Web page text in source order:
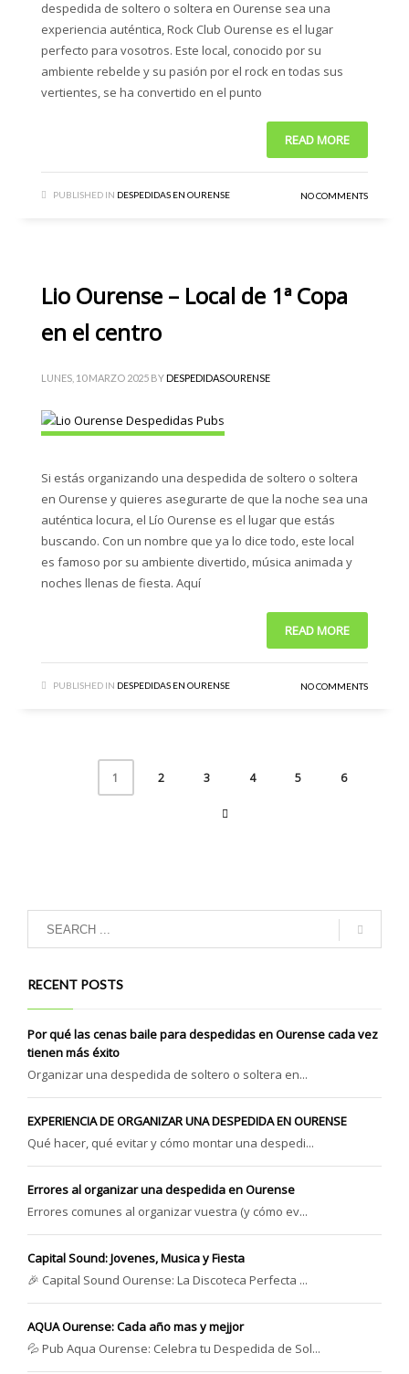
despedida de soltero o soltera en Ourense sea una
experiencia auténtica, Rock Club Ourense es el lugar
perfecto para vosotros. Este local, conocido por su
ambiente rebelde y su pasión por el rock en todas sus
vertientes, se ha convertido en el punto
READ MORE
PUBLISHED IN DESPEDIDAS EN OURENSE NO COMMENTS
Lio Ourense – Local de 1ª Copa
en el centro
LUNES, 10 MARZO 2025 BYDESPEDIDASOURENSE
Si estás organizando una despedida de soltero o soltera
en Ourense y quieres asegurarte de que la noche sea una
auténtica locura, el Lío Ourense es el lugar que estás
buscando. Con un nombre que ya lo dice todo, este local
es famoso por su ambiente divertido, música animada y
noches llenas de fiesta. Aquí
READ MORE
PUBLISHED IN DESPEDIDAS EN OURENSE NO COMMENTS
1 2 3 4 5 6
RECENT POSTS
Por qué las cenas baile para despedidas en Ourense cada vez
tienen más éxito
Organizar una despedida de soltero o soltera en...
EXPERIENCIA DE ORGANIZAR UNA DESPEDIDA EN OURENSE
Qué hacer, qué evitar y cómo montar una despedi...
Errores al organizar una despedida en Ourense
Errores comunes al organizar vuestra (y cómo ev...
Capital Sound: Jovenes, Musica y Fiesta
🎉 Capital Sound Ourense: La Discoteca Perfecta ...
AQUA Ourense: Cada año mas y mejjor
💦 Pub Aqua Ourense: Celebra tu Despedida de Sol...